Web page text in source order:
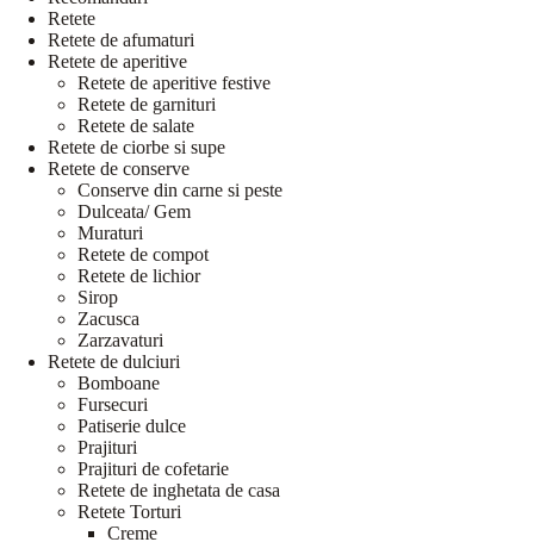
Retete
Retete de afumaturi
Retete de aperitive
Retete de aperitive festive
Retete de garnituri
Retete de salate
Retete de ciorbe si supe
Retete de conserve
Conserve din carne si peste
Dulceata/ Gem
Muraturi
Retete de compot
Retete de lichior
Sirop
Zacusca
Zarzavaturi
Retete de dulciuri
Bomboane
Fursecuri
Patiserie dulce
Prajituri
Prajituri de cofetarie
Retete de inghetata de casa
Retete Torturi
Creme